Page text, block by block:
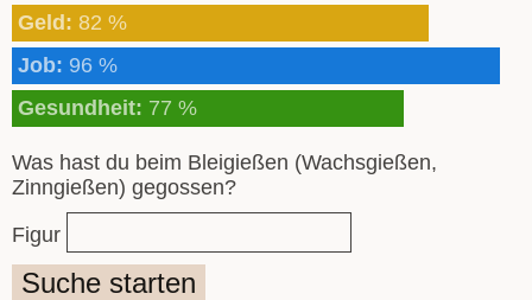
Geld: 82 %
Job: 96 %
Gesundheit: 77 %
Was hast du beim Bleigießen (Wachsgießen,
Zinngießen) gegossen?
Figur
Suche starten